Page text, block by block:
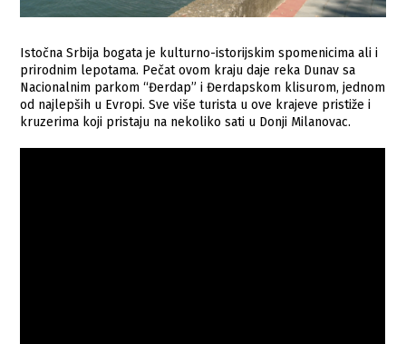
Istočna Srbija bogata je kulturno-istorijskim spomenicima ali i
prirodnim lepotama. Pečat ovom kraju daje reka Dunav sa
Nacionalnim parkom “Đerdap” i Đerdapskom klisurom, jednom
od najlepših u Evropi. Sve više turista u ove krajeve pristiže i
kruzerima koji pristaju na nekoliko sati u Donji Milanovac.